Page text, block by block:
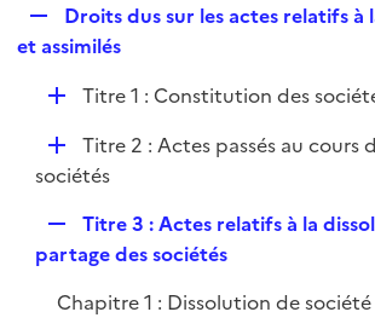
r
l
i
e
r
e
l
i
e
r
Droits dus sur les actes relatifs à
et assimilés
D
l
r
Titre 1 : Constitution des
D
é
i
e
r
Titre 2 : Actes passés au cours
sociétés
e
l
Titre 3 : Actes relatifs à la
partage des sociétés
Chapitre 1 : Dissolution de société